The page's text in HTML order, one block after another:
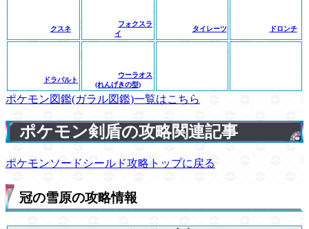
クスネ
フォクスラ
イ
タイレーツ ドロンチ
ドラパルト
ウーラオス
(れんげきの型)
ポケモン図鑑(ガラル図鑑)一覧はこちら
ポケモン剣盾の攻略関連記事
ポケモンソードシールド攻略トップに戻る
冠の雪原の攻略情報